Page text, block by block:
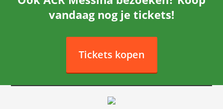
vandaag nog je tickets!
Tickets kopen